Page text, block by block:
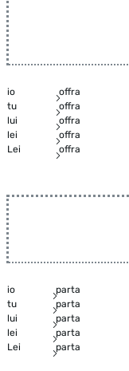
io offra
tu
offra
lui
offra
lei
offra
Lei
offra
io parta
tu
parta
lui
parta
lei
parta
Lei
parta